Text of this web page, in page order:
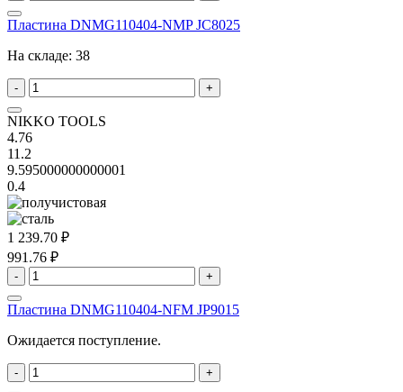
Пластина DNMG110404-NMP JC8025
На складе: 38
- +
NIKKO TOOLS
4.76
11.2
9.595000000000001
0.4
1 239.70 ₽
991.76 ₽
- +
Пластина DNMG110404-NFM JP9015
Ожидается поступление.
- +